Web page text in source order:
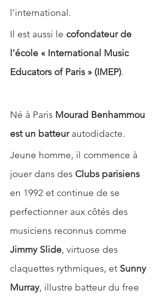
l’international.
Il est aussi le cofondateur de
l’école « International Music
Educators of Paris » (IMEP).
Né à Paris Mourad Benhammou
est un batteur autodidacte.
Jeune homme, il commence à
jouer dans des Clubs parisiens
en 1992 et continue de se
perfectionner aux côtés des
musiciens reconnus comme
Jimmy Slide, virtuose des
claquettes rythmiques, et Sunny
Murray, illustre batteur du free